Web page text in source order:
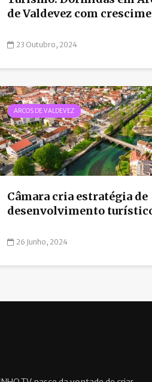
de Valdevez com
23 Outubro, 2024
ARCOS DE VALDEVEZ
Câmara cria estratégia de
desenvolvimento
26 Junho, 2024